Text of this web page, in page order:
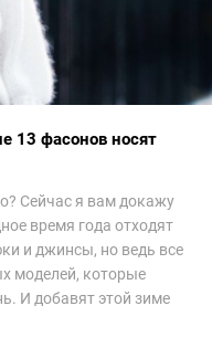
13 фасонов носят
Сейчас я вам докажу
время года отходят
и джинсы, но ведь все
моделей, которые
И добавят этой зиме